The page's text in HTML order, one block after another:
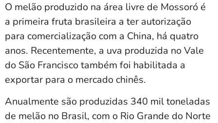
O melão produzido na área livre de Mossoró é
a primeira fruta brasileira a ter autorização
para comercialização com a China, há quatro
anos. Recentemente, a uva produzida no Vale
do São Francisco também foi habilitada a
exportar para o mercado chinês.
Anualmente são produzidas 340 mil toneladas
de melão no Brasil, com o Rio Grande do Norte